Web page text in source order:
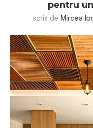
pentru
scris de Mircea